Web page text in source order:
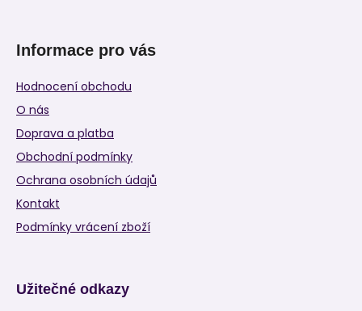
Informace pro vás
Hodnocení obchodu
O nás
Doprava a platba
Obchodní podmínky
Ochrana osobních údajů
Kontakt
Podmínky vrácení zboží
Užitečné odkazy